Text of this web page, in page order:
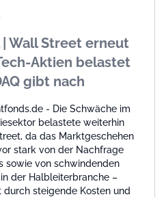
Wall Street erneut
Aktien belastet
gibt nach
- Die Schwäche im
belastete weiterhin
da das Marktgeschehen
stark von der Nachfrage
sowie von schwindenden
der Halbleiterbranche –
durch steigende Kosten und